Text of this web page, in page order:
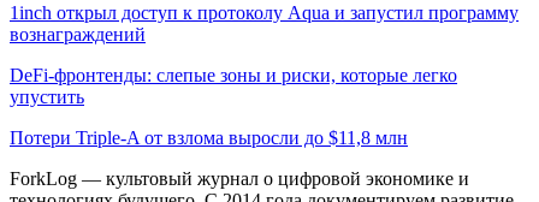
1inch открыл доступ к протоколу Aqua и запустил программу
вознаграждений
DeFi-фронтенды: слепые зоны и риски, которые легко
упустить
Потери Triple-A от взлома выросли до $11,8 млн
ForkLog — культовый журнал о цифровой экономике и